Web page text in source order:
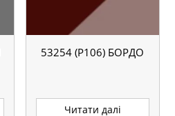
53254 (P106) БОРДО
Читати далі